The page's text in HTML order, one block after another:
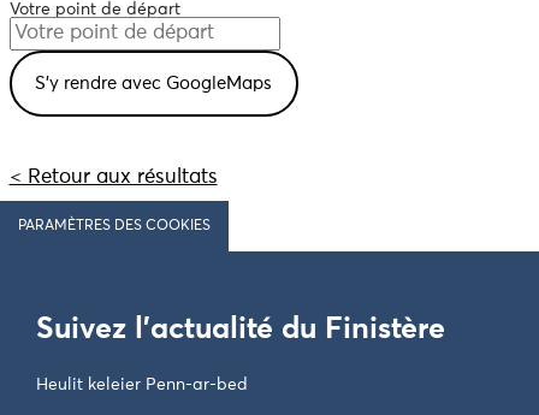
Votre point de départ
< Retour aux résultats
PARAMÈTRES DES COOKIES
Suivez l'actualité du Finistère
Heulit keleier Penn-ar-bed